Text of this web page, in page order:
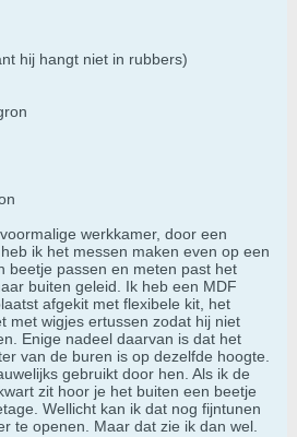
hij hangt niet in rubbers)
werkkamer, door een
ik het messen maken even op een
beetje passen en meten past het
buiten geleid. Ik heb een MDF
afgekit met flexibele kit, het
met wigjes ertussen zodat hij niet
Enige nadeel daarvan is dat het
van de buren is op dezelfde hoogte.
gebruikt door hen. Als ik de
zit hoor je het buiten een beetje
Wellicht kan ik dat nog fijntunen
te openen. Maar dat zie ik dan wel.